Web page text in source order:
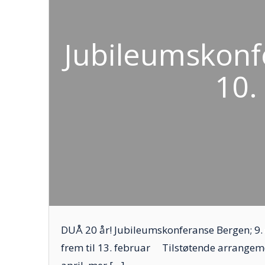
DUÅ 20 år! Jubileumskonferanse Bergen;
frem til 13. februar Tilstøtende